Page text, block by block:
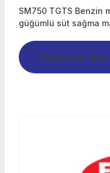
SM750 TGTS Benzin
güğümlü süt sağma
Devamını oku